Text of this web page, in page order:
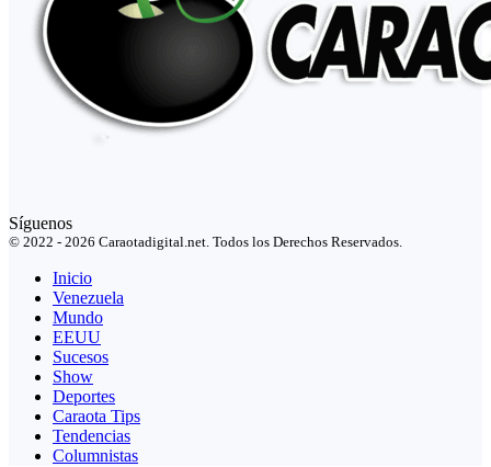
Síguenos
© 2022 - 2026 Caraotadigital.net. Todos los Derechos Reservados.
Inicio
Venezuela
Mundo
EEUU
Sucesos
Show
Deportes
Caraota Tips
Tendencias
Columnistas